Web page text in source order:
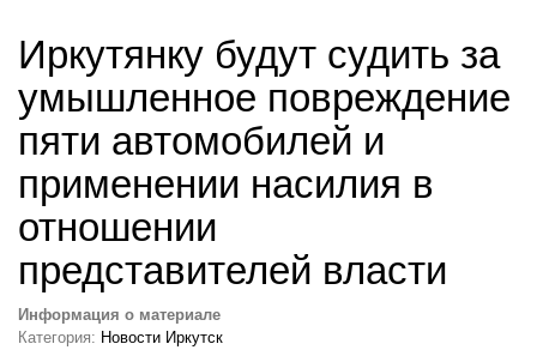
Иркутянку будут судить за
умышленное повреждение
пяти автомобилей и
применении насилия в
отношении
представителей власти
Информация о материале
Категория: Новости Иркутск